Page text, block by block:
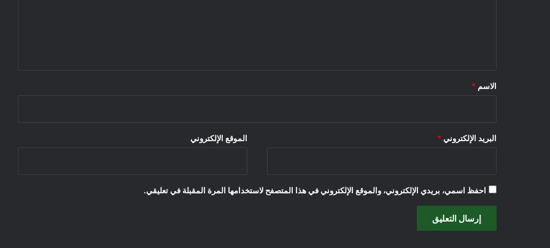
*
الاسم *
البريد الإلكتروني * الموقع الإلكتروني
احفظ اسمي، بريدي الإلكتروني، والموقع الإلكتروني في هذا المتصفح لاستخدامها المرة المقبلة في تعليقي.